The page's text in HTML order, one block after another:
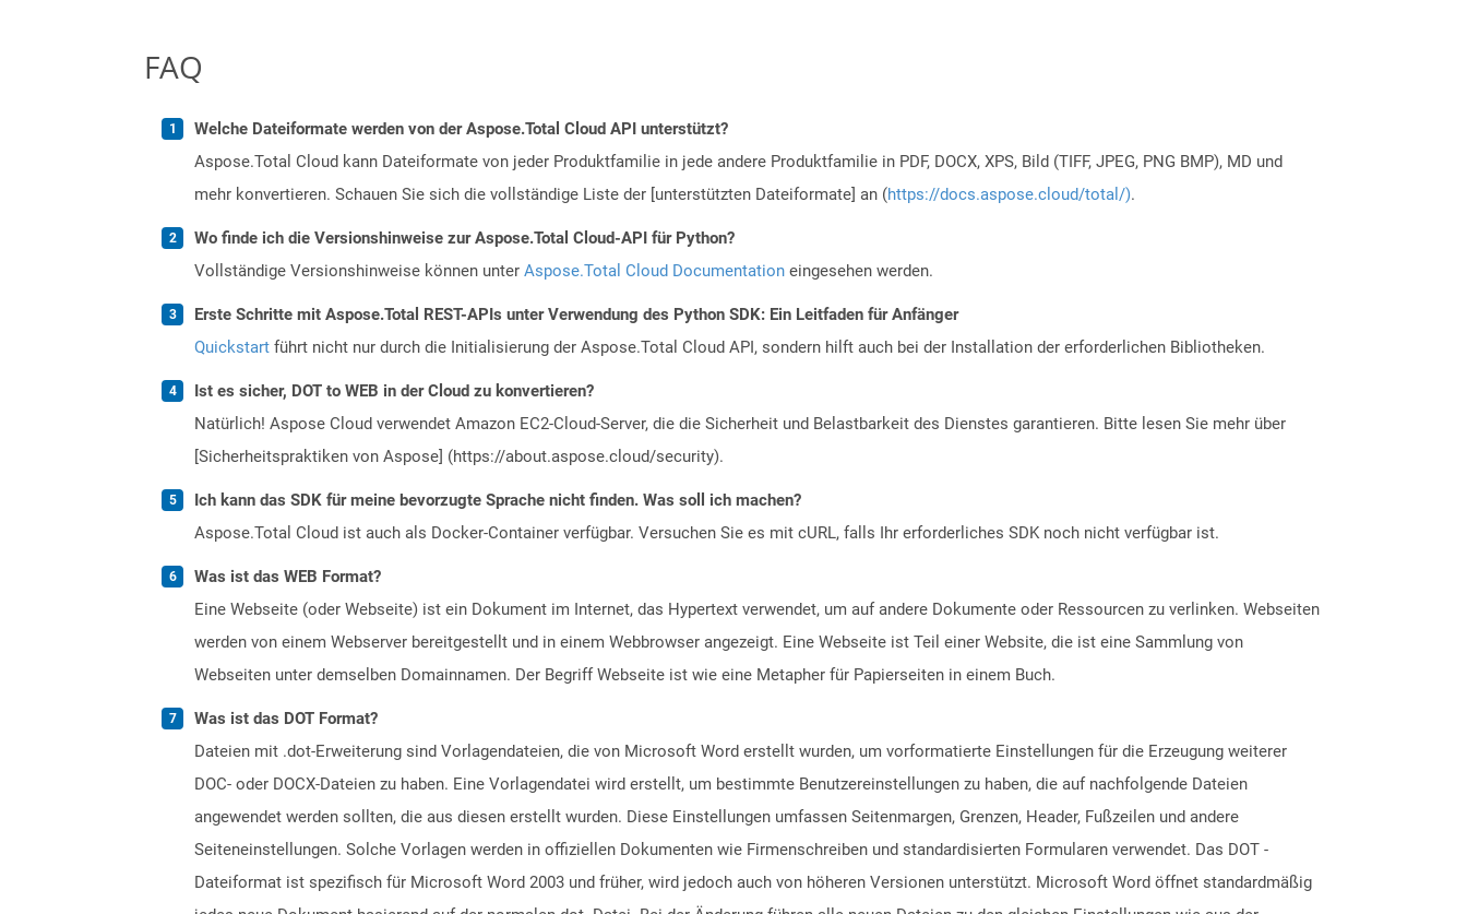
FAQ
Welche Dateiformate werden von der Aspose.Total Cloud API unterstützt?
Aspose.Total Cloud kann Dateiformate von jeder Produktfamilie in jede andere Produktfamilie in PDF, DOCX, XPS, Bild (TIFF, JPEG, PNG BMP), MD und
mehr konvertieren. Schauen Sie sich die vollständige Liste der [unterstützten Dateiformate] an (https://docs.aspose.cloud/total/).
Wo finde ich die Versionshinweise zur Aspose.Total Cloud-API für Python?
Vollständige Versionshinweise können unter Aspose.Total Cloud Documentation eingesehen werden.
Erste Schritte mit Aspose.Total REST-APIs unter Verwendung des Python SDK: Ein Leitfaden für Anfänger
Quickstart führt nicht nur durch die Initialisierung der Aspose.Total Cloud API, sondern hilft auch bei der Installation der erforderlichen Bibliotheken.
Ist es sicher, DOT to WEB in der Cloud zu konvertieren?
Natürlich! Aspose Cloud verwendet Amazon EC2-Cloud-Server, die die Sicherheit und Belastbarkeit des Dienstes garantieren. Bitte lesen Sie mehr über
[Sicherheitspraktiken von Aspose] (https://about.aspose.cloud/security).
Ich kann das SDK für meine bevorzugte Sprache nicht finden. Was soll ich machen?
Aspose.Total Cloud ist auch als Docker-Container verfügbar. Versuchen Sie es mit cURL, falls Ihr erforderliches SDK noch nicht verfügbar ist.
Was ist das WEB Format?
Eine Webseite (oder Webseite) ist ein Dokument im Internet, das Hypertext verwendet, um auf andere Dokumente oder Ressourcen zu verlinken. Webseiten
werden von einem Webserver bereitgestellt und in einem Webbrowser angezeigt. Eine Webseite ist Teil einer Website, die ist eine Sammlung von
Webseiten unter demselben Domainnamen. Der Begriff Webseite ist wie eine Metapher für Papierseiten in einem Buch.
Was ist das DOT Format?
Dateien mit .dot-Erweiterung sind Vorlagendateien, die von Microsoft Word erstellt wurden, um vorformatierte Einstellungen für die Erzeugung weiterer
DOC- oder DOCX-Dateien zu haben. Eine Vorlagendatei wird erstellt, um bestimmte Benutzereinstellungen zu haben, die auf nachfolgende Dateien
angewendet werden sollten, die aus diesen erstellt wurden. Diese Einstellungen umfassen Seitenmargen, Grenzen, Header, Fußzeilen und andere
Seiteneinstellungen. Solche Vorlagen werden in offiziellen Dokumenten wie Firmenschreiben und standardisierten Formularen verwendet. Das DOT -
Dateiformat ist spezifisch für Microsoft Word 2003 und früher, wird jedoch auch von höheren Versionen unterstützt. Microsoft Word öffnet standardmäßig